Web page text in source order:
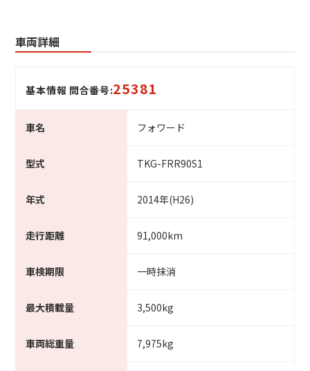
車両詳細
基本情報 問合番号:25381
車名 フォワード
型式 TKG-FRR90S1
年式 2014年(H26)
走行距離 91,000km
車検期限 一時抹消
最大積載量 3,500kg
車両総重量 7,975kg